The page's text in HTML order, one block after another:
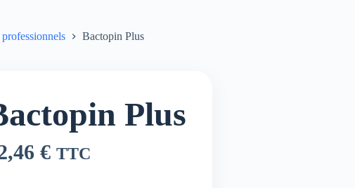
Bactopin Plus
Plus
€ TTC